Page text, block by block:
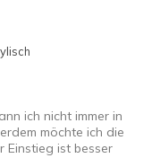
ich nicht immer in
möchte ich die
Einstieg ist besser